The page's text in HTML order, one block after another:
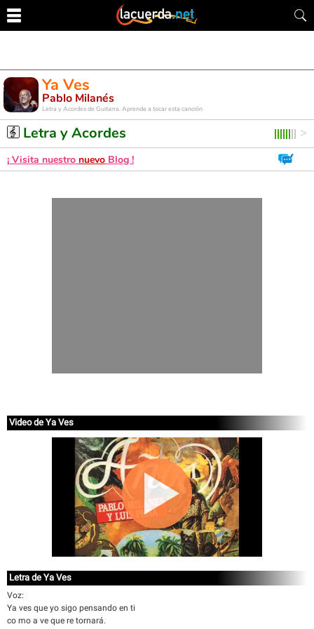
Ya Ves
Pablo Milanés
Letra y Acordes de Guitarra. Aprende a tocar esta canción
Letra y Acordes
¡ Visita nuestro nuevo Blog !
Video de Ya Ves
Letra de Ya Ves
Voz:
Ya ves que yo sigo pensando en ti
co mo a ve que re tornará.